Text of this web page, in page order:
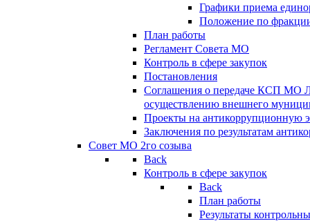
Графики приема
Положение по
План работы
Регламент Совета МО
Контроль в сфере закупок
Постановления
Соглашения о передаче КСП МО
осуществлению внешнего
Проекты на антикоррупционную
Заключения по результатам
Совет МО 2го созыва
Back
Контроль в сфере закупок
Back
План работы
Результаты